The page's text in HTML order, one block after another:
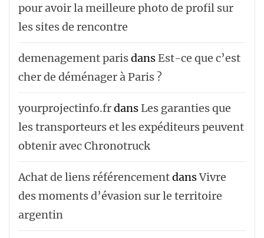
pour avoir la meilleure photo de profil sur
les sites de rencontre
demenagement parisdansEst-ce que c’est
cher de déménager à Paris ?
yourprojectinfo.frdans Les garanties que
les transporteurs et les expéditeurs peuvent
obtenir avec Chronotruck
Achat de liens référencementdansVivre
des moments d’évasion sur le territoire
argentin